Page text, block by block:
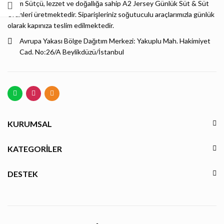
Bizim Sütçü, lezzet ve doğallığa sahip A2 Jersey Günlük Süt & Süt
Ürünleri üretmektedir. Siparişleriniz soğutuculu araçlarımızla günlük
olarak kapınıza teslim edilmektedir.
Avrupa Yakası Bölge Dağıtım Merkezi: Yakuplu Mah. Hakimiyet
Cad. No:26/A Beylikdüzü/İstanbul
KURUMSAL
KATEGORILER
DESTEK